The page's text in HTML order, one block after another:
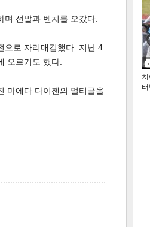
선발과 벤치를 오갔다.
으로 자리매김했다. 지난 4
오르기도 했다.
마에다 다이젠의 멀티골을